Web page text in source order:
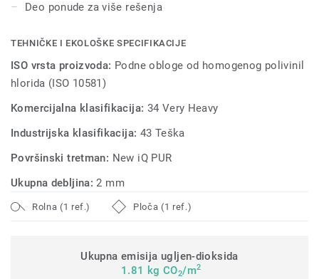
Deo ponude za više rešenja
TEHNIČKE I EKOLOŠKE SPECIFIKACIJE
ISO vrsta proizvoda: Podne obloge od homogenog polivinil
hlorida (ISO 10581)
Komercijalna klasifikacija: 34 Very Heavy
Industrijska klasifikacija: 43 Teška
Površinski tretman: New iQ PUR
Ukupna debljina:2 mm
Rolna (1 ref.) Ploča (1 ref.)
Ukupna emisija ugljen-dioksida
1.81 kg CO2/m2